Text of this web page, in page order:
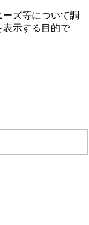
ズ等について調
⽰する⽬的で